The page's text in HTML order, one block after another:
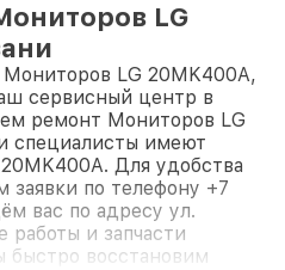
LG
LG 20MK400A,
сервисный центр в
ремонт Мониторов LG
специалисты имеют
Для удобства
по телефону +7
вас по адресу ул.
работы и запчасти
быстро восстановим